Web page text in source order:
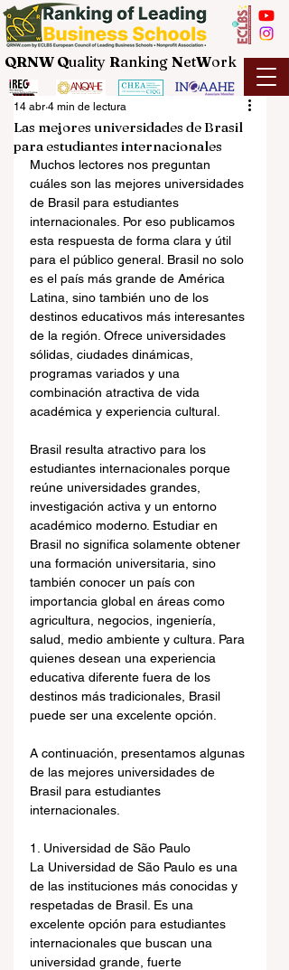
QRNW Quality Ranking NetWork
Las mejores universidades de Brasil
para estudiantes internacionales
14 abr 4 min de lectura
Muchos lectores nos preguntan
cuáles son las mejores universidades
de Brasil para estudiantes
internacionales. Por eso publicamos
esta respuesta de forma clara y útil
para el público general. Brasil no solo
es el país más grande de América
Latina, sino también uno de los
destinos educativos más interesantes
de la región. Ofrece universidades
sólidas, ciudades dinámicas,
programas variados y una
combinación atractiva de vida
académica y experiencia cultural.
Brasil resulta atractivo para los
estudiantes internacionales porque
reúne universidades grandes,
investigación activa y un entorno
académico moderno. Estudiar en
Brasil no significa solamente obtener
una formación universitaria, sino
también conocer un país con
importancia global en áreas como
agricultura, negocios, ingeniería,
salud, medio ambiente y cultura. Para
quienes desean una experiencia
educativa diferente fuera de los
destinos más tradicionales, Brasil
puede ser una excelente opción.
A continuación, presentamos algunas
de las mejores universidades de
Brasil para estudiantes
internacionales.
1. Universidad de São Paulo
La Universidad de São Paulo es una
de las instituciones más conocidas y
respetadas de Brasil. Es una
excelente opción para estudiantes
internacionales que buscan una
universidad grande, fuerte